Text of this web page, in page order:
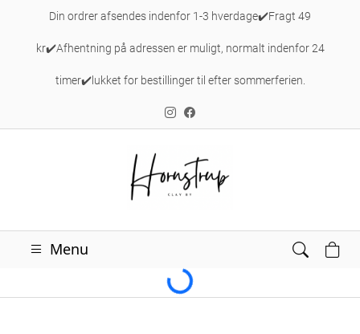
Din ordrer afsendes indenfor 1-3 hverdage✔️Fragt 49
kr✔️Afhentning på adressen er muligt, normalt indenfor 24
timer✔️lukket for bestillinger til efter sommerferien.
Menu Loading...